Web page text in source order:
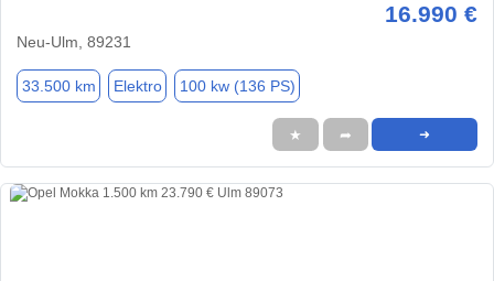
16.990 €
Neu-Ulm, 89231
33.500 km Elektro 100 kw (136 PS)
★ ➦ ➜